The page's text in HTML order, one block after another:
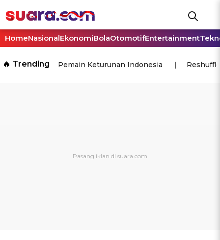
HomeNasionalEkonomiBolaOtomotifEntertainment
🔥 Trending Pemain Keturunan Indonesia